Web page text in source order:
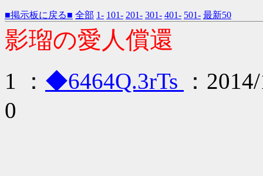
■掲示板に戻る■ 全部 1- 101- 201- 301- 401- 501- 最新50
影瑠の愛人償還
1 ： ◆6464Q.3rTs
：
0